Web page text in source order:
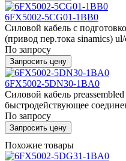
6FX5002-5CG01-1BB0
Силовой кабель с
(привод пер.тока sinamics) ul/
По запросу
Запросить цену
6FX5002-5DN30-1BA0
Силовой кабель
быстродействующее
По запросу
Запросить цену
Похожие товары